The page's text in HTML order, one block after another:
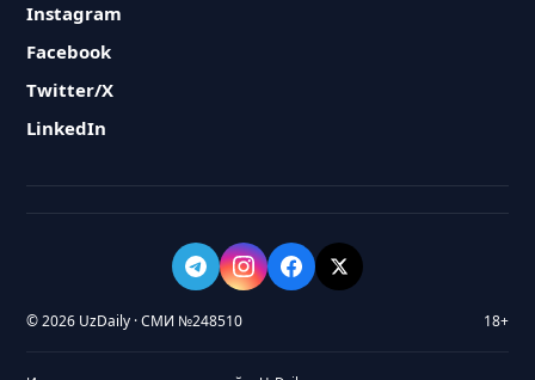
Instagram
Facebook
Twitter/X
LinkedIn
© 2026 UzDaily · СМИ №248510 18+